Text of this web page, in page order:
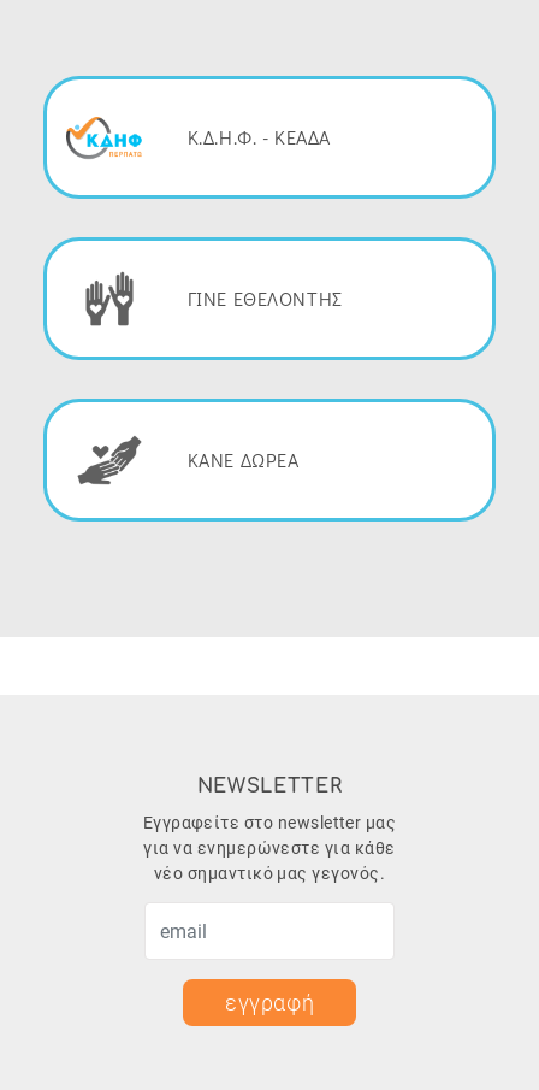
Κ.Δ.Η.Φ. - ΚΕΑΔΑ
ΓΙΝΕ ΕΘΕΛΟΝΤΗΣ
ΚΑΝΕ ΔΩΡΕΑ
NEWSLETTER
Εγγραφείτε στο newsletter μας
για να ενημερώνεστε για κάθε
νέο σημαντικό μας γεγονός.
εγγραφή